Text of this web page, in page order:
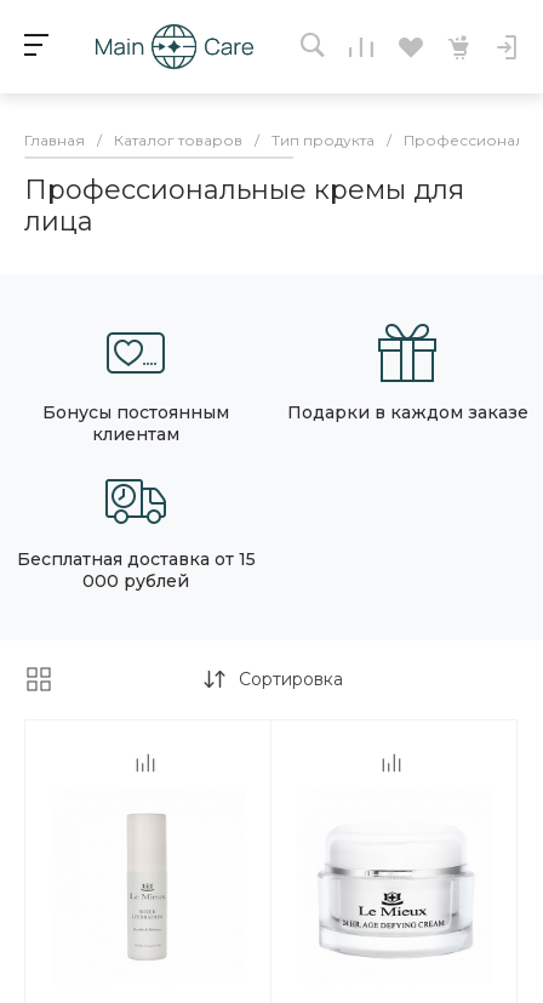
Главная / Каталог товаров / Тип продукта /
Профессиональные кремы для
лица
Бонусы постоянным
клиентам
Подарки в каждом заказе
Бесплатная доставка от 15
000 рублей
Сортировка